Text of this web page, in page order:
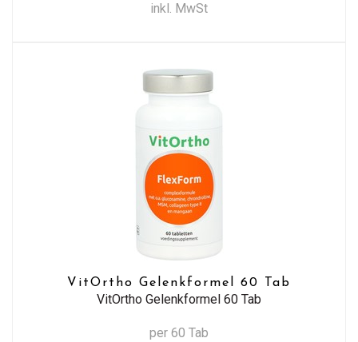
inkl. MwSt
VitOrtho Gelenkformel 60 Tab
VitOrtho Gelenkformel 60 Tab
per 60 Tab